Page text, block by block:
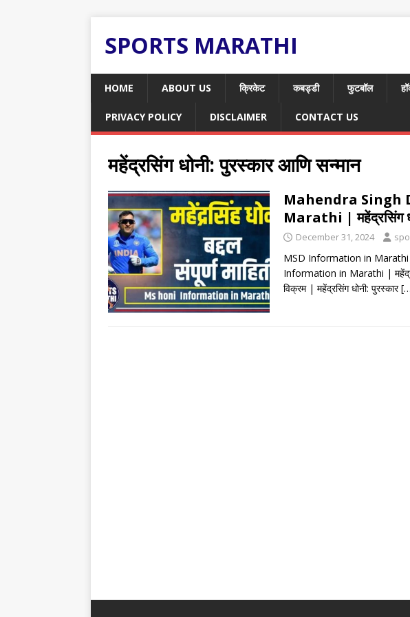
SPORTS MARATHI
HOME ABOUT US क्रिकेट कबड्डी फुटबॉल
PRIVACY POLICY DISCLAIMER CONTACT US
महेंद्रसिंग धोनी: पुरस्कार आणि सन्मान
Mahendra
Marathi | महेंद्रसिंग
December 31, 2024
MSD Information in
Information in Marathi |
विक्रम | महेंद्रसिंग धोनी: पुरस्कार